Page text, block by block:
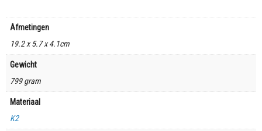
Afmetingen
19.2 x 5.7 x 4.1cm
Gewicht
799 gram
Materiaal
K2